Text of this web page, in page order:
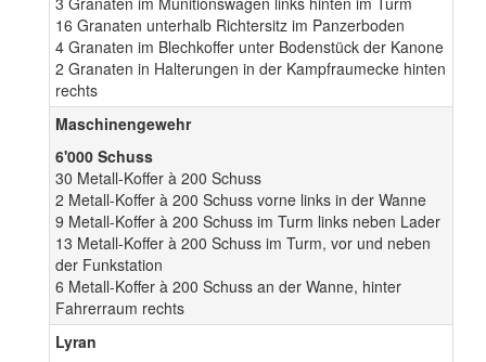
16 Granaten unterhalb Richtersitz im Panzerboden
4 Granaten im Blechkoffer unter Bodenstück der Kanone
2 Granaten in Halterungen in der Kampfraumecke hinten
rechts
Maschinengewehr
6'000 Schuss
30 Metall-Koffer à 200 Schuss
2 Metall-Koffer à 200 Schuss vorne links in der Wanne
9 Metall-Koffer à 200 Schuss im Turm links neben Lader
13 Metall-Koffer à 200 Schuss im Turm, vor und neben
der Funkstation
6 Metall-Koffer à 200 Schuss an der Wanne, hinter
Fahrerraum rechts
Lyran